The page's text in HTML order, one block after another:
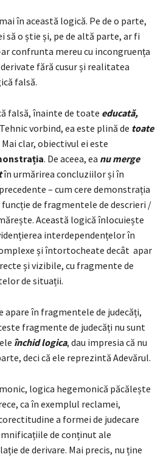
în această logică. Pe de o parte,
să o știe și, pe de altă parte, ar fi
confrunta mereu cu incongruența
fără cusur și realitatea
falsă.
falsă, înainte de toate educată,
vorbind, ea este plină de toate
Mai clar, obiectivul ei este
. De aceea, ea nu merge
în urmărirea concluziilor și în
– cum cere demonstrația
de fragmentele de descrieri /
Această logică înlocuiește
interdependențelor în
și întortocheate decât apar
și vizibile, cu fragmente de
de situații.
apare în fragmentele de judecăți,
fragmente de judecăți nu sunt
închid logica, dau impresia că nu
deci că ele reprezintă Adevărul.
logica hegemonică păcălește
ca în exemplul reclamei,
a formei de judecare
de conținut ale
de derivare. Mai precis, nu ține